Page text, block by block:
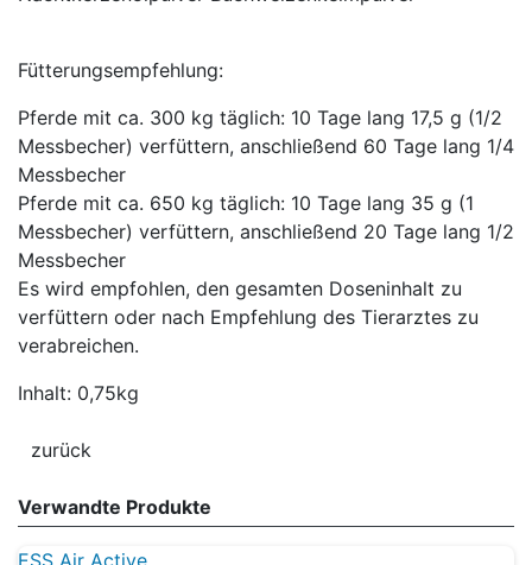
Fütterungsempfehlung:
Pferde mit ca. 300 kg täglich: 10 Tage lang 17,5 g (1/2
Messbecher) verfüttern, anschließend 60 Tage lang 1/4
Messbecher
Pferde mit ca. 650 kg täglich: 10 Tage lang 35 g (1
Messbecher) verfüttern, anschließend 20 Tage lang 1/2
Messbecher
Es wird empfohlen, den gesamten Doseninhalt zu
verfüttern oder nach Empfehlung des Tierarztes zu
verabreichen.
Inhalt: 0,75kg
Verwandte Produkte
ESS Air Active